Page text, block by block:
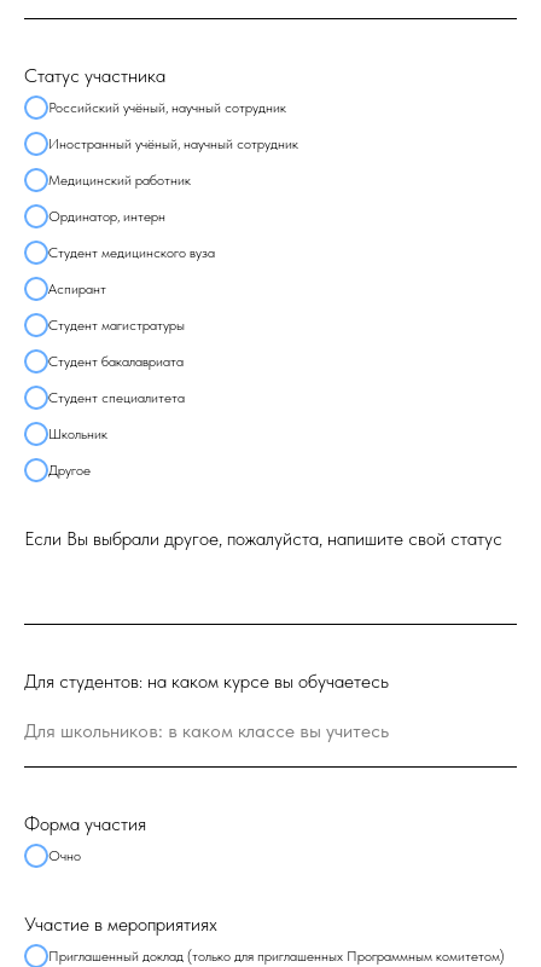
Статус участника
Российский учёный, научный сотрудник
Иностранный учёный, научный сотрудник
Медицинский работник
Ординатор, интерн
Студент медицинского вуза
Аспирант
Студент магистратуры
Студент бакалавриата
Студент специалитета
Школьник
Другое
Если Вы выбрали другое, пожалуйста, напишите свой статус
Для студентов: на каком курсе вы обучаетесь
Для школьников: в каком классе вы учитесь
Форма участия
Очно
Участие в мероприятиях
Приглашенный доклад (только для приглашенных Программным комитетом)